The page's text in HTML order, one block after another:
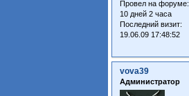
Провел на форуме:
10 дней 2 часа
Последний визит:
19.06.09 17:48:52
vova39
Администратор